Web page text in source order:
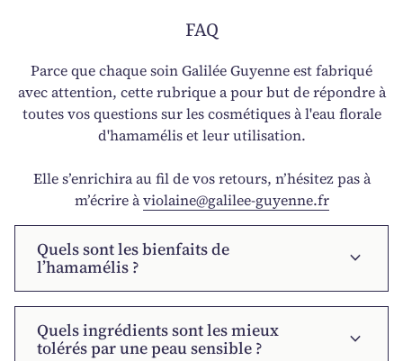
FAQ
Parce que chaque soin Galilée Guyenne est fabriqué
avec attention, cette rubrique a pour but de répondre à
toutes vos questions sur les cosmétiques à l'eau florale
d'hamamélis et leur utilisation.
Elle s’enrichira au fil de vos retours, n’hésitez pas à
m’écrire àviolaine@galilee-guyenne.fr
Quels sont les bienfaits de
l’hamamélis ?
expand_more
Quels ingrédients sont les mieux
tolérés par une peau sensible ?
expand_more